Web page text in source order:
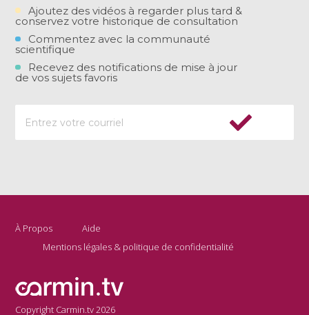
Ajoutez des vidéos à regarder plus tard &
conservez votre historique de consultation
Commentez avec la communauté
scientifique
Recevez des notifications de mise à jour
de vos sujets favoris
À Propos
Aide
Mentions légales & politique de confidentialité
Copyright Carmin.tv 2026